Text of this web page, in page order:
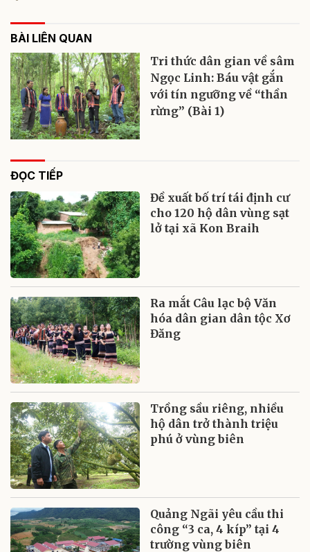
BÀI LIÊN QUAN
Tri thức dân gian về sâm
Ngọc Linh: Báu vật gắn
với tín ngưỡng về “thần
rừng” (Bài 1)
ĐỌC TIẾP
Đề xuất bố trí tái định cư
cho 120 hộ dân vùng sạt
lở tại xã Kon Braih
Ra mắt Câu lạc bộ Văn
hóa dân gian dân tộc Xơ
Đăng
Trồng sầu riêng, nhiều
hộ dân trở thành triệu
phú ở vùng biên
Quảng Ngãi yêu cầu thi
công “3 ca, 4 kíp” tại 4
trường vùng biên